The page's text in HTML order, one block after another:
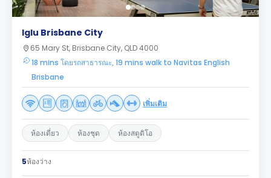
Iglu Brisbane City
65 Mary St, Brisbane City, QLD 4000
18 mins โดยรถสาธารณะ, 19 mins walk to Navitas English
Brisbane
เพิ่มเติม
ห้องเดี่ยว ห้องชุด ห้องสตูดิโอ
5ห้องว่าง